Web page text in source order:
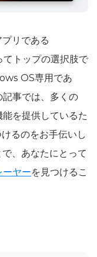
リである
てトップの選択肢で
OS専用であ
事では、多くの
を提供しているた
るのをお手伝いし
、あなたにとって
ヤーを見つけるこ